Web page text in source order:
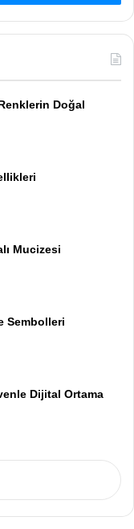
Doğal
Mucizesi
Sembolleri
Dijital Ortama